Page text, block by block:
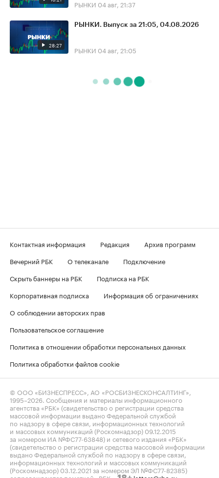
РЫНКИ 04 авг, 21:37
28:27
РЫНКИ. Выпуск за 21:05, 04.08.2026
РЫНКИ 04 авг, 21:05
Контактная информация Редакция
Архив программ
Вечерний РБК
О телеканале
Подключение
Скрыть баннеры на РБК
Подписка на РБК
Корпоративная подписка
Информация об ограничениях
О соблюдении авторских прав
Пользовательское соглашение
Политика в отношении обработки персональных данных
Политика обработки файлов cookie
© ООО «БИЗНЕСПРЕСС», АО «РОСБИЗНЕСКОНСАЛТИНГ»,
1995–2026 . Сообщения и материалы информационного
агентства «РБК» (свидетельство о регистрации средства
массовой информации выдано Федеральной службой
по надзору в сфере связи, информационных технологий
и массовых коммуникаций (Роскомнадзор) 09.12.2015
за номером ИА №ФС77-63848) и сетевого издания «РБК»
(свидетельство о регистрации средства массовой информации
выдано Федеральной службой по надзору в сфере связи,
информационных технологий и массовых коммуникаций
(Роскомнадзор) 03.12.2021 за номером ЭЛ №ФС77-82385)